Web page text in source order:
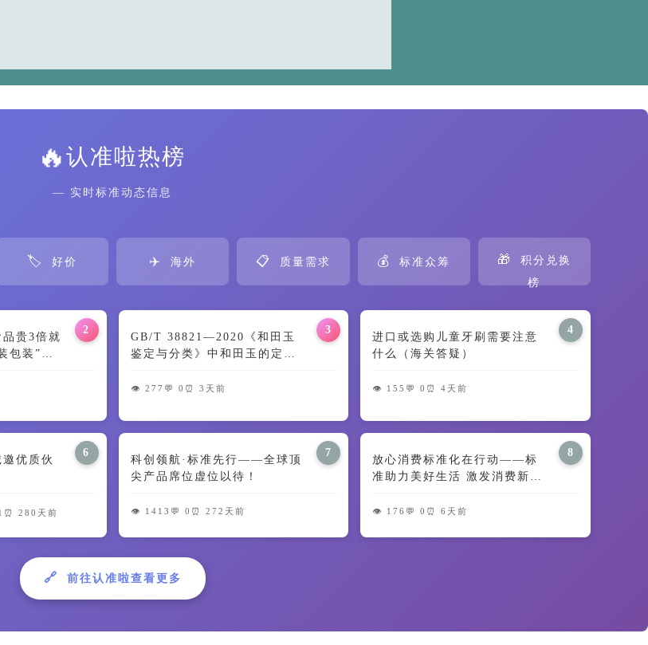
🔥认准啦热榜
— 实时标准动态信息
🏷️ 好价 ✈️ 海外 📋 质量需求 💰 标准众筹 🎁
积分兑换
榜
2
贵3倍就
包装”交
3
GB/T 38821—2020《和田玉
鉴定与分类》中和田玉的定义
👁️ 277 💬 0 ⏰ 3天前
4
进口或选购儿童牙刷需要注意
什么（海关答疑）
👁️ 155 💬 0 ⏰ 4天前
6
邀优质伙
⏰ 280天前
7
科创领航·标准先行——全球顶
尖产品席位虚位以待！
👁️ 1413 💬 0 ⏰ 272天前
8
放心消费标准化在行动——标
准助力美好生活 激发消费新动
👁️ 176 💬 0 ⏰ 6天前
🔗 前往认准啦查看更多